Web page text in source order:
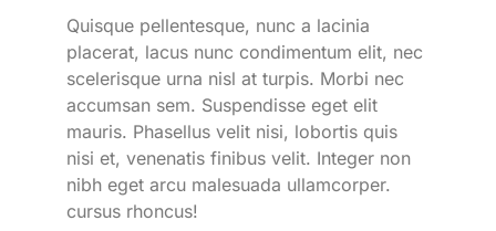
Quisque pellentesque, nunc a lacinia
placerat, lacus nunc condimentum elit, nec
scelerisque urna nisl at turpis. Morbi nec
accumsan sem. Suspendisse eget elit
mauris. Phasellus velit nisi, lobortis quis
nisi et, venenatis finibus velit. Integer non
nibh eget arcu malesuada ullamcorper.
cursus rhoncus!